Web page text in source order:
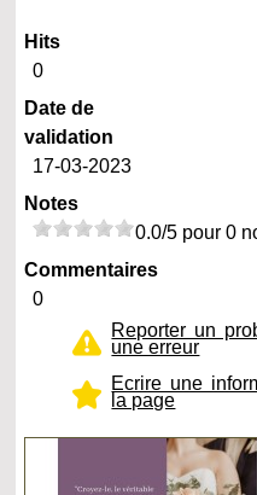
Hits
0
Date de
validation
17-03-2023
Notes
0.0/5 pour 0
Commentaires
0
Reporter un
une erreur
Ecrire une
la page